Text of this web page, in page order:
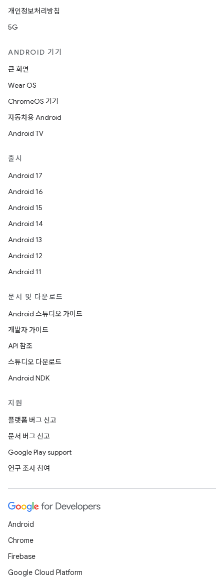
개인정보처리방침
5G
ANDROID 기기
큰 화면
Wear OS
ChromeOS 기기
자동차용 Android
Android TV
출시
Android 17
Android 16
Android 15
Android 14
Android 13
Android 12
Android 11
문서 및 다운로드
Android 스튜디오 가이드
개발자 가이드
API 참조
스튜디오 다운로드
Android NDK
지원
플랫폼 버그 신고
문서 버그 신고
Google Play support
연구 조사 참여
Android
Chrome
Firebase
Google Cloud Platform